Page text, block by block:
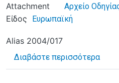
Attachment Αρχείο
Είδος Ευρωπαϊκή
Alias 2004/017
Διαβάστε περισσότεραγια